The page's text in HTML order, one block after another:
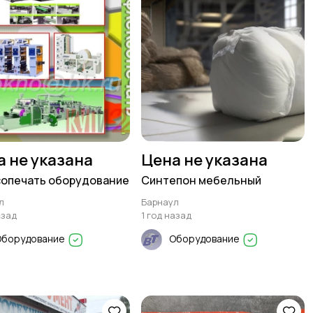
не указана
оборудование
Цена не указана
Синтепон мебельный
Барнаул
1 год назад
Оборудование